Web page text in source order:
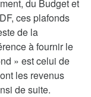
du Budget et
ces plafonds
de la
à fournir le
» est celui de
les revenus
de suite.